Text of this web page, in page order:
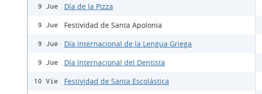
9 Jue Día de la Pizza
9 Jue Festividad de Santa Apolonia
9 Jue Día Internacional de la Lengua Griega
9 Jue Día Internacional del Dentista
10 Vie Festividad de Santa Escolástica